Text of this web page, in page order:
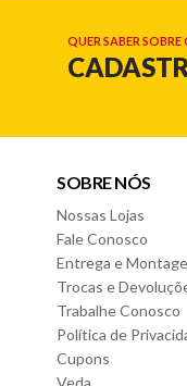
- Pintura laca
- 02 grades fixas
Dimensões:
- Altura: 99cm
- Largura: 133cm
- Profundidade:
Medidas do
- Largura: 70cm
Conteúdo da
QUER SABER
SOBRE NÓS
Nossas Lojas
Fale Conosco
Entrega e
Trocas e
Trabalhe Conosco
Política de
Cupons
Veda